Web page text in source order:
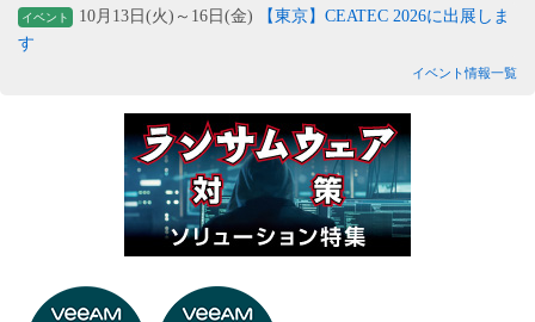
イベント 10月13日(火)～16日(金)
【東京】CEATEC 2026に出展しま
す
イベント情報一覧